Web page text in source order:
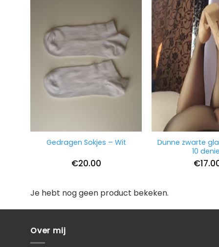
Gedragen Sokjes – Wit
€20.00
Dunne zwarte
10
€
Je hebt nog geen product bekeken.
Over mij